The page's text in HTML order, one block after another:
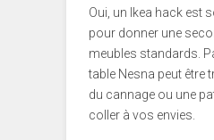
Oui, un Ikea hack est
pour donner une
meubles standards.
table Nesna peut être
du cannage ou une
coller à vos envies.